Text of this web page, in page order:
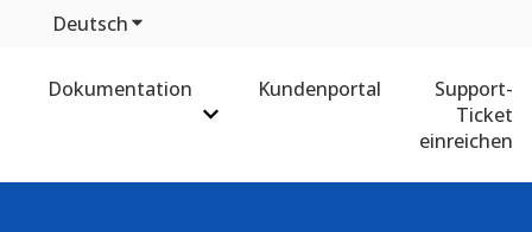
DeutschUntermenü für Übersetzungen anzeigen
Dokumentation
Untermenü für Dokumentation
Kundenportal
Support-
Ticket
einreichen